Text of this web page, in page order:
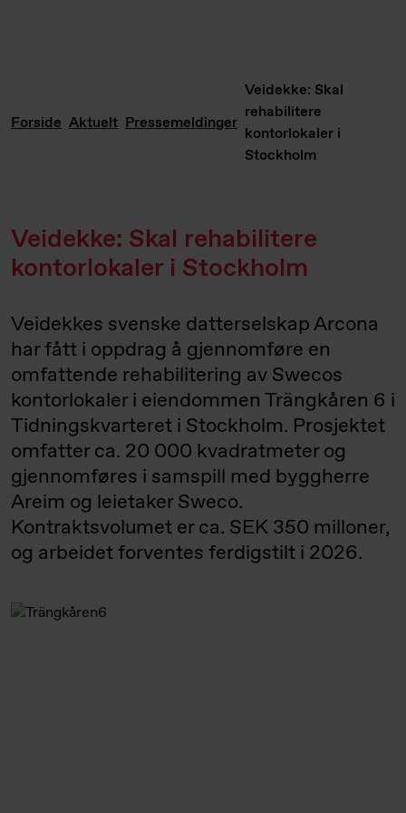
Forside Aktuelt Pressemeldinger
Veidekke: Skal
rehabilitere
kontorlokaler i
Stockholm
Veidekke: Skal rehabilitere
kontorlokaler i Stockholm
Veidekkes svenske datterselskap Arcona
har fått i oppdrag å gjennomføre en
omfattende rehabilitering av Swecos
kontorlokaler i eiendommen Trängkåren 6 i
Tidningskvarteret i Stockholm. Prosjektet
omfatter ca. 20 000 kvadratmeter og
gjennomføres i samspill med byggherre
Areim og leietaker Sweco.
Kontraktsvolumet er ca. SEK 350 milloner,
og arbeidet forventes ferdigstilt i 2026.